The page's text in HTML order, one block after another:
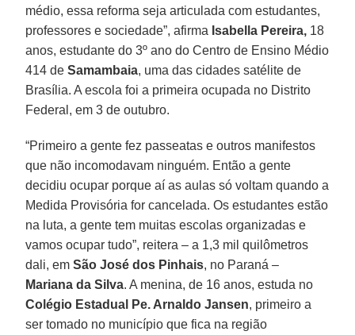
médio, essa reforma seja articulada com estudantes,
professores e sociedade”, afirma Isabella Pereira, 18
anos, estudante do 3º ano do Centro de Ensino Médio
414 deSamambaia, uma das cidades satélite de
Brasília. A escola foi a primeira ocupada no Distrito
Federal, em 3 de outubro.
“Primeiro a gente fez passeatas e outros manifestos
que não incomodavam ninguém. Então a gente
decidiu ocupar porque aí as aulas só voltam quando a
Medida Provisória for cancelada. Os estudantes estão
na luta, a gente tem muitas escolas organizadas e
vamos ocupar tudo”, reitera – a 1,3 mil quilômetros
dali, emSão José dos Pinhais, no Paraná –
Mariana da Silva. A menina, de 16 anos, estuda no
Colégio Estadual Pe. Arnaldo Jansen, primeiro a
ser tomado no município que fica na região